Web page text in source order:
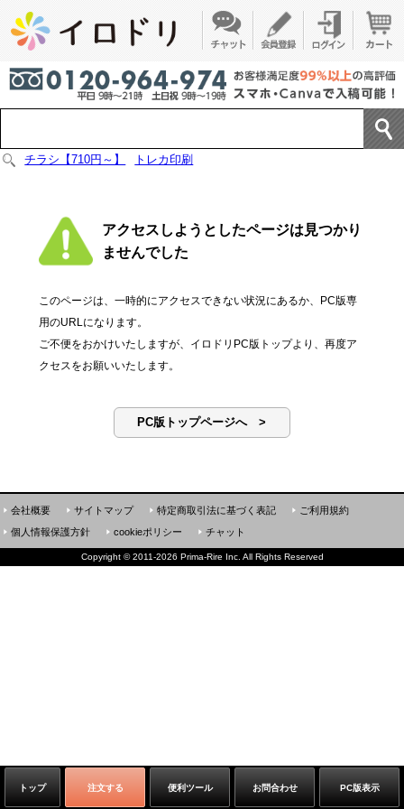
チラシ【710円～】 トレカ印刷
アクセスしようとしたページは見つかり
ませんでした
このページは、一時的にアクセスできない状況にあるか、PC版専
用のURLになります。
ご不便をおかけいたしますが、イロドリPC版トップより、再度ア
クセスをお願いいたします。
PC版トップページへ >
トップ 注文する 便利ツール お問合わせ PC版表示
会社概要 サイトマップ 特定商取引法に基づく表記
ご利用規約
個人情報保護方針
cookieポリシー チャット
Copyright ©2011-2026 Prima-Rire Inc. All Rights Reserved